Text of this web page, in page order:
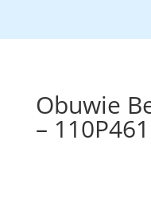
Obuwie
– 110P461